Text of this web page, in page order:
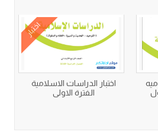
اختبار
اختبار الدراسات الاسلامية
الفترة الاولى